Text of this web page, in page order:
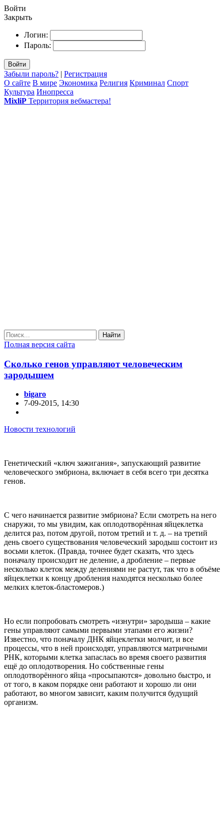
Войти
Закрыть
Логин:
Пароль:
Войти
Забыли пароль? | Регистрация
О сайте В мире Экономика Религия Криминал Спорт
Культура Инопресса
MixliP Территория вебмастера!
Найти
Полная версия сайта
Сколько генов управляют человеческим
зародышем
bigaro
7-09-2015, 14:30
Новости технологий
Генетический «ключ зажигания», запускающий развитие
человеческого эмбриона, включает в себя всего три десятка
генов.
С чего начинается развитие эмбриона? Если смотреть на него
снаружи, то мы увидим, как оплодотворённая яйцеклетка
делится раз, потом другой, потом третий и т. д. – на третий
день своего существования человеческий зародыш состоит из
восьми клеток. (Правда, точнее будет сказать, что здесь
поначалу происходит не деление, а дробление – первые
несколько клеток между делениями не растут, так что в объёме
яйцеклетки к концу дробления находятся несколько более
мелких клеток-бластомеров.)
Но если попробовать смотреть «изнутри» зародыша – какие
гены управляют самыми первыми этапами его жизни?
Известно, что поначалу ДНК яйцеклетки молчит, и все
процессы, что в ней происходят, управляются матричными
РНК, которыми клетка запаслась во время своего развития
ещё до оплодотворения. Но собственные гены
оплодотворённого яйца «просыпаются» довольно быстро, и
от того, в каком порядке они работают и хорошо ли они
работают, во многом зависит, каким получится будущий
организм.